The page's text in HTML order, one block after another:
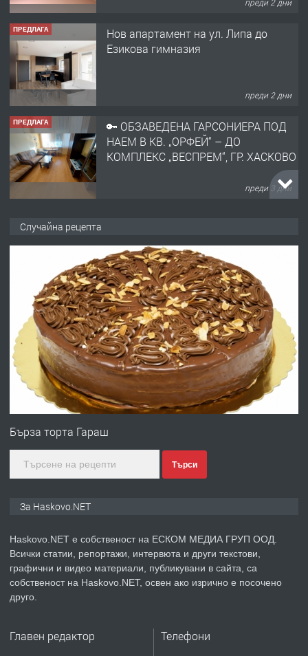
ПРЕДЛАГА
ПРЕДЛАГА
АПАРТАМЕНТ В ЦЕНТЪРА НА ГР.
Давам гараж под наем
преди 4 дни
ПРЕДЛАГА
№4120 Магазин/Офис под наем в кв.
Любен Каравелов, Хасково-близо до
градската градина!
преди 4 дни
ПРОСТОРЕН ТРИСТАЕН
АПАРТАМЕНТ В НОВА СГРАДА КВ.
КУБА
ПРЕДЛАГА
Продавам парцел в гр. Хасково кв.
Хисаря до ток, вода,канализация,
асфалт 0889 537 426
СГЛОБЯВАНЕ НА МЕБЕЛИ.
Случайна рецепта
Бърза торта Гараш
Търси
За Haskovo.NET
Haskovo.NET е собственост на ЕСКОМ МЕДИА ГРУП ООД.
Всички статии, репортажи, интервюта и други текстови,
графични и видео материали, публикувани в сайта, са
собственост на Haskovo.NET, освен ако изрично е посочено
друго.
Главен редактор Телефони